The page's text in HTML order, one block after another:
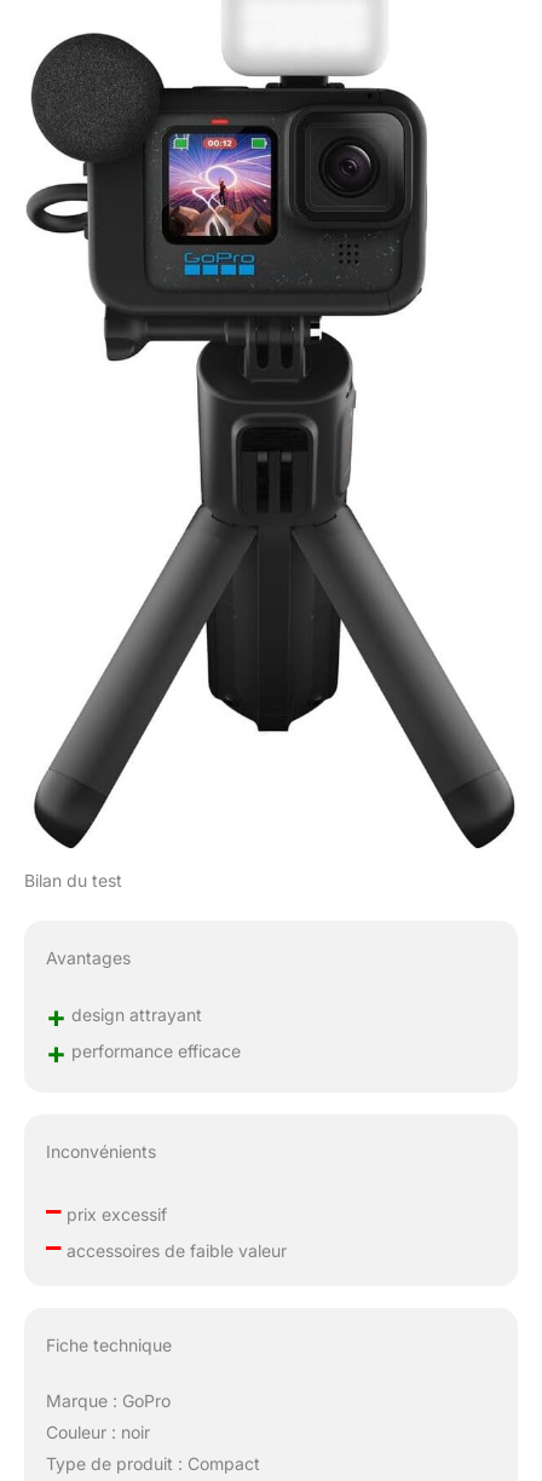
écran tactile arrière, vidéo
HD 5,3 K, photos 27 MP,
diffusion en direct,
stabilisation avec
HERO12 Black, Volta
(poignée de batterie,
trépied, télécommande),
Media Mod, Light Mod,
batterie Enduro et étui de
d'accessoires DigiNerds
50 en 1 Go Pro | 2 x
Batterie Li-ion
rechargeable compatible
| 1 carte microSDXC
Extreme Pro 64 Go | 1
chiffon en microfibre
6AVE Electronics TM
Bilan du test
Avantages
+ design attrayant
+ performance efficace
Inconvénients
–prix excessif
–accessoires de faible valeur
Fiche technique
Marque : GoPro
Couleur : noir
Type de produit : Compact